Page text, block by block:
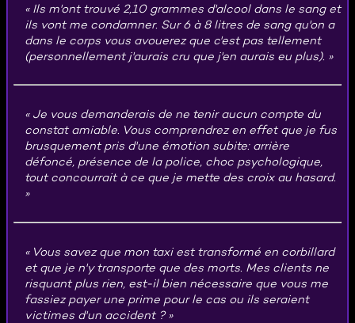
Ils m'ont trouvé 2,10 grammes d'alcool dans le sang et
ils vont me condamner. Sur 6 à 8 litres de sang qu'on a
dans le corps vous avouerez que c'est pas tellement
(personnellement j'aurais cru que j'en aurais eu plus).
Je vous demanderais de ne tenir aucun compte du
constat amiable. Vous comprendrez en effet que je fus
brusquement pris d'une émotion subite: arrière
défoncé, présence de la police, choc psychologique,
tout concourrait à ce que je mette des croix au hasard.
Vous savez que mon taxi est transformé en corbillard
et que je n'y transporte que des morts. Mes clients ne
risquant plus rien, est-il bien nécessaire que vous me
fassiez payer une prime pour le cas ou ils seraient
victimes d'un accident ?